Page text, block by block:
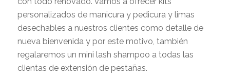
personalizados de manicura y pedicura y limas
desechables a nuestros clientes como detalle de
nueva bienvenida y por este motivo, también
regalaremos un mini lash shampoo a todas las
clientas de extensión de pestañas.